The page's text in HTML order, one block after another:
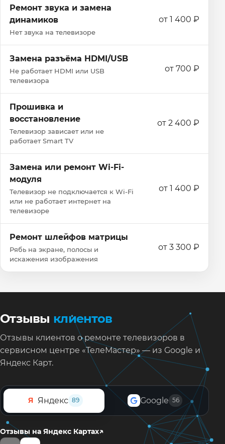
Ремонт звука и замена
динамиков
Нет звука на телевизоре
от 1 400 ₽
Замена разъёма HDMI/USB
Не работает HDMI или USB
телевизора
от 700 ₽
Прошивка и
восстановление
Телевизор зависает или не
работает Smart TV
от 2 400 ₽
Замена или ремонт Wi‑Fi-
модуля
Телевизор не подключается к Wi‑Fi
или не работает интернет на
телевизоре
от 1 400 ₽
Ремонт шлейфов матрицы
Рябь на экране, полосы и
искажения изображения
от 3 300 ₽
Отзывы клиентов
Отзывы клиентов о ремонте телевизоров в
сервисном центре «ТелеМастер» — из Google и
Яндекс Карт.
Я Яндекс 89 Google 56
Отзывы на Яндекс Картах↗